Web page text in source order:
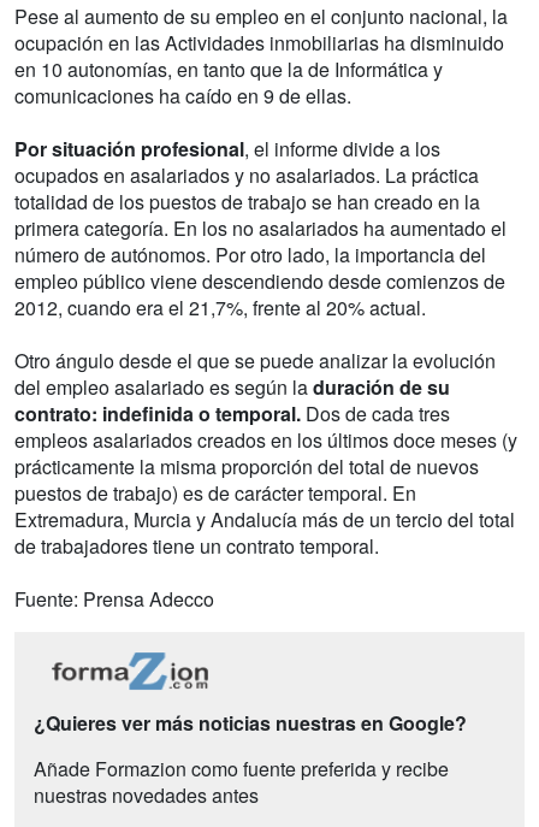
Pese al aumento de su empleo en el conjunto nacional, la
ocupación en las Actividades inmobiliarias ha disminuido
en 10 autonomías, en tanto que la de Informática y
comunicaciones ha caído en 9 de ellas.
Por situación profesional, el informe divide a los
ocupados en asalariados y no asalariados. La práctica
totalidad de los puestos de trabajo se han creado en la
primera categoría. En los no asalariados ha aumentado el
número de autónomos. Por otro lado, la importancia del
empleo público viene descendiendo desde comienzos de
2012, cuando era el 21,7%, frente al 20% actual.
Otro ángulo desde el que se puede analizar la evolución
del empleo asalariado es según laduración de su
contrato: indefinida o temporal. Dos de cada tres
empleos asalariados creados en los últimos doce meses (y
prácticamente la misma proporción del total de nuevos
puestos de trabajo) es de carácter temporal. En
Extremadura, Murcia y Andalucía más de un tercio del total
de trabajadores tiene un contrato temporal.
Fuente: Prensa Adecco
¿Quieres ver más noticias nuestras en Google?
Añade Formazion como fuente preferida y recibe
nuestras novedades antes